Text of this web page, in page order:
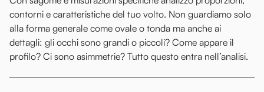
contorni e caratteristiche del tuo volto. Non guardiamo solo
alla forma generale come ovale o tonda ma anche ai
dettagli: gli occhi sono grandi o piccoli? Come appare il
profilo? Ci sono asimmetrie? Tutto questo entra nell’analisi.